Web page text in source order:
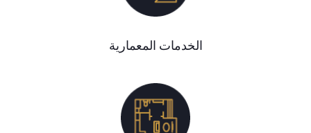
الخدمات المعمارية